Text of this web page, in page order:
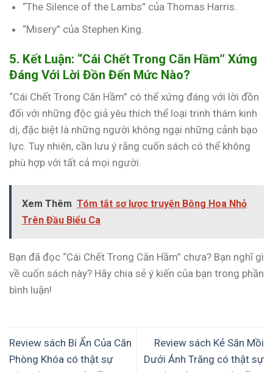
“The Silence of the Lambs” của Thomas Harris.
“Misery” của Stephen King.
5. Kết Luận: “Cái Chết Trong Căn Hầm” Xứng
Đáng Với Lời Đồn Đến Mức Nào?
“Cái Chết Trong Căn Hầm” có thể xứng đáng với lời đồn
đối với những độc giả yêu thích thể loại trinh thám kinh
dị, đặc biệt là những người không ngại những cảnh bạo
lực. Tuy nhiên, cần lưu ý rằng cuốn sách có thể không
phù hợp với tất cả mọi người.
Xem Thêm Tóm tắt sơ lược truyện Bông Hoa Nhỏ
Trên Đầu Biểu Ca
Bạn đã đọc “Cái Chết Trong Căn Hầm” chưa? Bạn nghĩ gì
về cuốn sách này? Hãy chia sẻ ý kiến của bạn trong phần
bình luận!
Review sách Bí Ẩn Của Căn
Phòng Khóa có thật sự
Review sách Kẻ Săn Mồi
Dưới Ánh Trăng có thật sự